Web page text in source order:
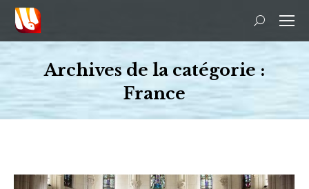
Recherche
:
Archives de la catégorie :
France
Vous êtes ici :